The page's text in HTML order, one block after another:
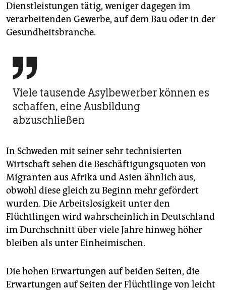
Dienstleistungen tätig, weniger dagegen im
verarbeitenden Gewerbe, auf dem Bau oder in der
Gesundheitsbranche.

Viele tausende Asylbewerber können es
schaffen, eine Ausbildung
abzuschließen
In Schweden mit seiner sehr technisierten
Wirtschaft sehen die Beschäftigungsquoten von
Migranten aus Afrika und Asien ähnlich aus,
obwohl diese gleich zu Beginn mehr gefördert
wurden. Die Arbeitslosigkeit unter den
Flüchtlingen wird wahrscheinlich in Deutschland
im Durchschnitt über viele Jahre hinweg höher
bleiben als unter Einheimischen.
Die hohen Erwartungen auf beiden Seiten, die
Erwartungen auf Seiten der Flüchtlinge von leicht